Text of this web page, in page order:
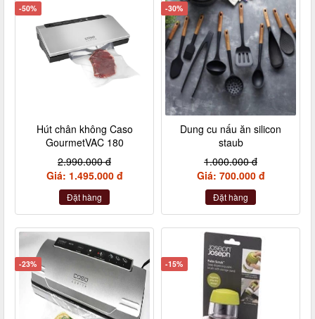
-50%
Hút chân không Caso
GourmetVAC 180
2.990.000 đ
Giá: 1.495.000 đ
Đặt hàng
-30%
Dung cu nấu ăn silicon
staub
1.000.000 đ
Giá: 700.000 đ
Đặt hàng
-23% -15%